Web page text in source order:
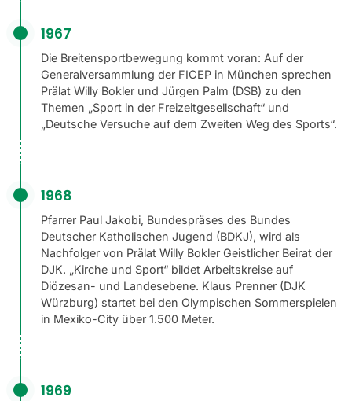
1967
Die Breitensportbewegung kommt voran: Auf der
Generalversammlung der FICEP in München sprechen
Prälat Willy Bokler und Jürgen Palm (DSB) zu den
Themen „Sport in der Freizeitgesellschaft“ und
„Deutsche Versuche auf dem Zweiten Weg des Sports“.
1968
Pfarrer Paul Jakobi, Bundespräses des Bundes
Deutscher Katholischen Jugend (BDKJ), wird als
Nachfolger von Prälat Willy Bokler Geistlicher Beirat der
DJK. „Kirche und Sport“ bildet Arbeitskreise auf
Diözesan- und Landesebene. Klaus Prenner (DJK
Würzburg) startet bei den Olympischen Sommerspielen
in Mexiko-City über 1.500 Meter.
1969